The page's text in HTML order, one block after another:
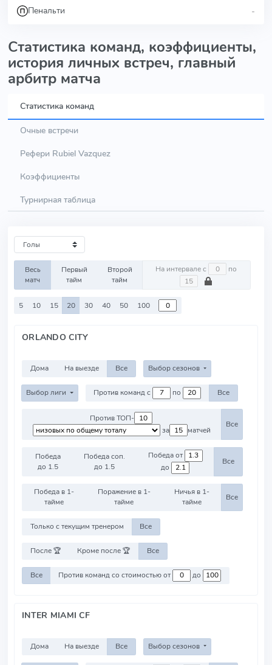
Пенальти -
Статистика команд, коэффициенты,
история личных встреч, главный
арбитр матча
Статистика команд
Очные встречи
Рефери Rubiel Vazquez
Коэффициенты
Турнирная таблица
Весь
матч
Первый
тайм
Второй
тайм
На интервале с по
5 10 15 20 30 40 50 100
ORLANDO CITY
Дома На выезде Все Выбор сезонов
Выбор лиги Против команд с по Все
Против ТОП-
за
матчей
Все
Победа
до 1.5
Победа соп.
до 1.5
Победа от
до
Все
Победа в 1-
тайме
Поражение в 1-
тайме
Ничья в 1-
тайме
Все
Только с текущим тренером Все
После 🏆 Кроме после 🏆 Все
Все Против команд со стоимостью от до
INTER MIAMI CF
Дома На выезде Все Выбор сезонов